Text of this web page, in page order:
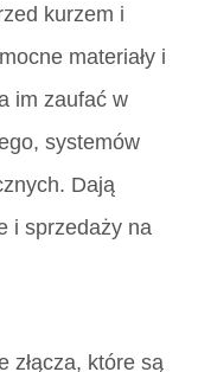
kurzem i
materiały i
im zaufać w
systemów
Dają
i sprzedaży na
złącza, które są